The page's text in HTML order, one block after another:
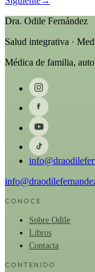
Dra. Odile Fernández
Salud integrativa ·
Médica de familia,
CONOCE
Sobre Odile
Libros
Contacta
CONTENIDO